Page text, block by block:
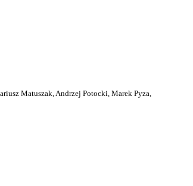
Matuszak, Andrzej Potocki, Marek Pyza,